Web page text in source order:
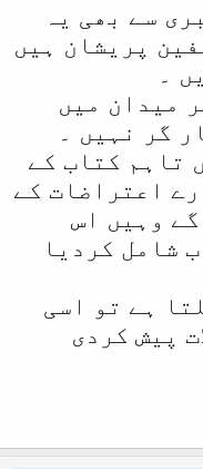
سے بھی یہ
پریشان ہیں
۔
میدان میں
گر نہیں ۔
تاہم کتاب کے
اعتراضات کے
وہیں اس
شامل کردیا
ہے تو اسی
پیش کردی